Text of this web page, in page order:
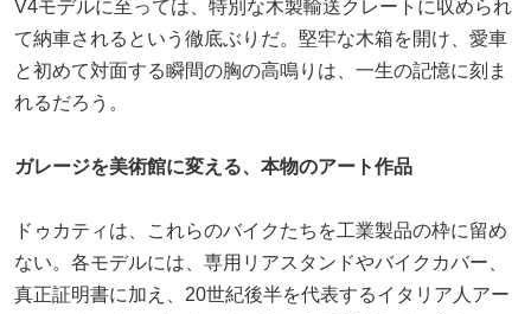
V4モデルに至っては、特別な木製輸送クレートに収められ
て納車されるという徹底ぶりだ。堅牢な木箱を開け、愛車
と初めて対面する瞬間の胸の高鳴りは、一生の記憶に刻ま
れるだろう。
ガレージを美術館に変える、本物のアート作品
ドゥカティは、これらのバイクたちを工業製品の枠に留め
ない。各モデルには、専用リアスタンドやバイクカバー、
真正証明書に加え、20世紀後半を代表するイタリア人アー